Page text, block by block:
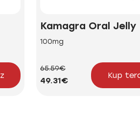
Kamagra Oral Jelly
100mg
65.59€
49.31€
Kup